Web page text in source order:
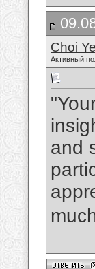
Choi
Активный
and